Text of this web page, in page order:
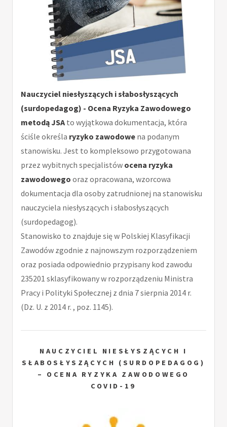
Nauczyciel niesłyszących i słabosłyszących
(surdopedagog) - Ocena Ryzyka Zawodowego
metodą JSA to wyjątkowa dokumentacja, która
ściśle określa ryzyko zawodowe na podanym
stanowisku. Jest to kompleksowo przygotowana
przez wybitnych specjalistów ocena ryzyka
zawodowego oraz opracowana, wzorcowa
dokumentacja dla osoby zatrudnionej na stanowisku
nauczyciela niesłyszących i słabosłyszących
(surdopedagog).
Stanowisko to znajduje się w Polskiej Klasyfikacji
Zawodów zgodnie z najnowszym rozporządzeniem
oraz posiada odpowiednio przypisany kod zawodu
235201 sklasyfikowany w rozporządzeniu Ministra
Pracy i Polityki Społecznej z dnia 7 sierpnia 2014 r.
(Dz. U. z 2014 r. , poz. 1145).
NAUCZYCIEL NIESŁYSZĄCYCH I
SŁABOSŁYSZĄCYCH (SURDOPEDAGOG)
– OCENA RYZYKA ZAWODOWEGO
COVID-19